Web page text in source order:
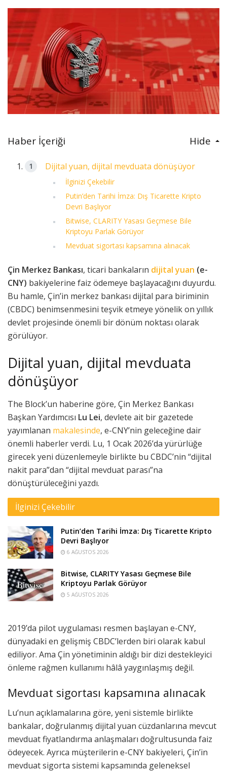
Haber İçeriği Hide
Dijital yuan, dijital mevduata dönüşüyor
İlginizi Çekebilir
Putin’den Tarihi İmza: Dış Ticarette Kripto
Devri Başlıyor
Bitwise, CLARITY Yasası Geçmese Bile
Kriptoyu Parlak Görüyor
Mevduat sigortası kapsamına alınacak
Çin Merkez Bankası, ticari bankaların dijital yuan (e-
CNY) bakiyelerine faiz ödemeye başlayacağını duyurdu.
Bu hamle, Çin’in merkez bankası dijital para biriminin
(CBDC) benimsenmesini teşvik etmeye yönelik on yıllık
devlet projesinde önemli bir dönüm noktası olarak
görülüyor.
Dijital yuan, dijital mevduata
dönüşüyor
The Block’un haberine göre, Çin Merkez Bankası
Başkan Yardımcısı Lu Lei, devlete ait bir gazetede
yayımlanan makalesinde, e-CNY’nin geleceğine dair
önemli haberler verdi. Lu, 1 Ocak 2026’da yürürlüğe
girecek yeni düzenlemeyle birlikte bu CBDC’nin “dijital
nakit para”dan “dijital mevduat parası”na
dönüştürüleceğini yazdı.
İlginizi Çekebilir
Putin’den Tarihi İmza: Dış Ticarette Kripto
Devri Başlıyor
6 AĞUSTOS 2026
Bitwise, CLARITY Yasası Geçmese Bile
Kriptoyu Parlak Görüyor
5 AĞUSTOS 2026
2019’da pilot uygulaması resmen başlayan e-CNY,
dünyadaki en gelişmiş CBDC’lerden biri olarak kabul
ediliyor. Ama Çin yönetiminin aldığı bir dizi destekleyici
önleme rağmen kullanımı hâlâ yaygınlaşmış değil.
Mevduat sigortası kapsamına alınacak
Lu’nun açıklamalarına göre, yeni sistemle birlikte
bankalar, doğrulanmış dijital yuan cüzdanlarına mevcut
mevduat fiyatlandırma anlaşmaları doğrultusunda faiz
ödeyecek. Ayrıca müşterilerin e-CNY bakiyeleri, Çin’in
mevduat sigorta sistemi kapsamında geleneksel